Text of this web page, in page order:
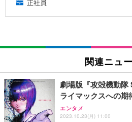
正社員
関連ニュ
劇場版『攻殻機動隊
ライマックスへの期
エンタメ
2023.10.23(月) 11:00